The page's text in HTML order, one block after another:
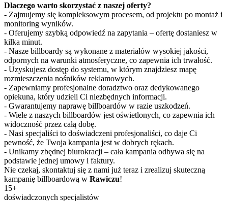
Dlaczego warto skorzystać z naszej oferty?
- Zajmujemy się kompleksowym procesem, od projektu po montaż i
monitoring wyników.
- Oferujemy szybką odpowiedź na zapytania – ofertę dostaniesz w
kilka minut.
- Nasze billboardy są wykonane z materiałów wysokiej jakości,
odpornych na warunki atmosferyczne, co zapewnia ich trwałość.
- Uzyskujesz dostęp do systemu, w którym znajdziesz mapę
rozmieszczenia nośników reklamowych.
- Zapewniamy profesjonalne doradztwo oraz dedykowanego
opiekuna, który udzieli Ci niezbędnych informacji.
- Gwarantujemy naprawę billboardów w razie uszkodzeń.
- Wiele z naszych billboardów jest oświetlonych, co zapewnia ich
widoczność przez całą dobę.
- Nasi specjaliści to doświadczeni profesjonaliści, co daje Ci
pewność, że Twoja kampania jest w dobrych rękach.
- Unikamy zbędnej biurokracji – cała kampania odbywa się na
podstawie jednej umowy i faktury.
Nie czekaj, skontaktuj się z nami już teraz i zrealizuj skuteczną
kampanię billboardową w Rawiczu!
15+
doświadczonych specjalistów